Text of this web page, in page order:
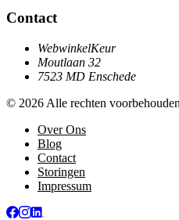
Contact
WebwinkelKeur
Moutlaan 32
7523 MD Enschede
© 2026 Alle rechten voorbehouden
Over Ons
Blog
Contact
Storingen
Impressum